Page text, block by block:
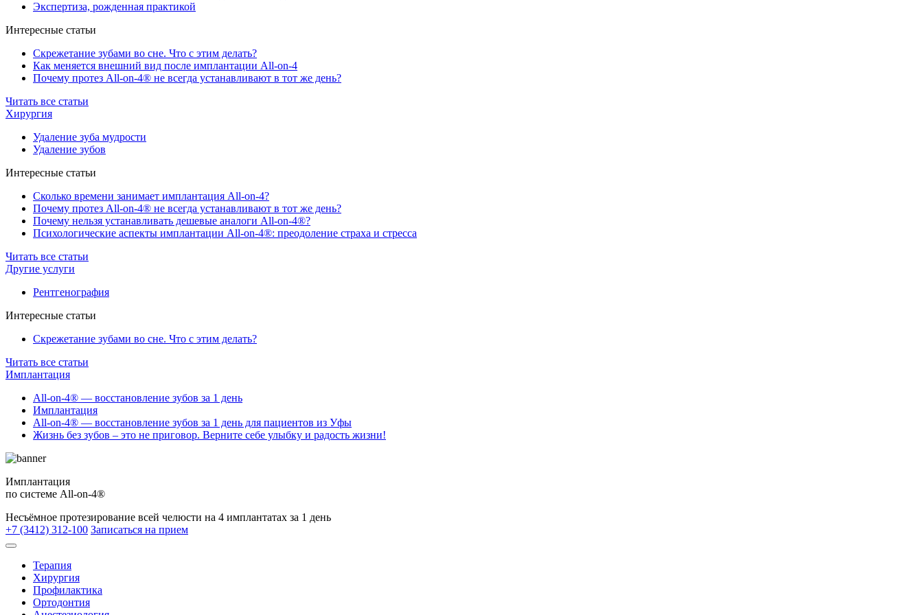
Экспертиза, рожденная практикой
Интересные статьи
Скрежетание зубами во сне. Что с этим делать?
Как меняется внешний вид после имплантации All-on-4
Почему протез All-on-4® не всегда устанавливают в тот же день?
Читать все статьи
Хирургия
Удаление зуба мудрости
Удаление зубов
Интересные статьи
Сколько времени занимает имплантация All-on-4?
Почему протез All-on-4® не всегда устанавливают в тот же день?
Почему нельзя устанавливать дешевые аналоги All-on-4®?
Психологические аспекты имплантации All-on-4®: преодоление страха и стресса
Читать все статьи
Другие услуги
Рентгенография
Интересные статьи
Скрежетание зубами во сне. Что с этим делать?
Читать все статьи
Имплантация
All-on-4® — восстановление зубов за 1 день
Имплантация
All-on-4® — восстановление зубов за 1 день для пациентов из Уфы
Жизнь без зубов – это не приговор. Верните себе улыбку и радость жизни!
Имплантация
по системе All-on-4®
Несъёмное протезирование всей челюсти на 4 имплантатах за 1 день
+7 (3412) 312-100 Записаться на прием
Терапия
Хирургия
Профилактика
Ортодонтия